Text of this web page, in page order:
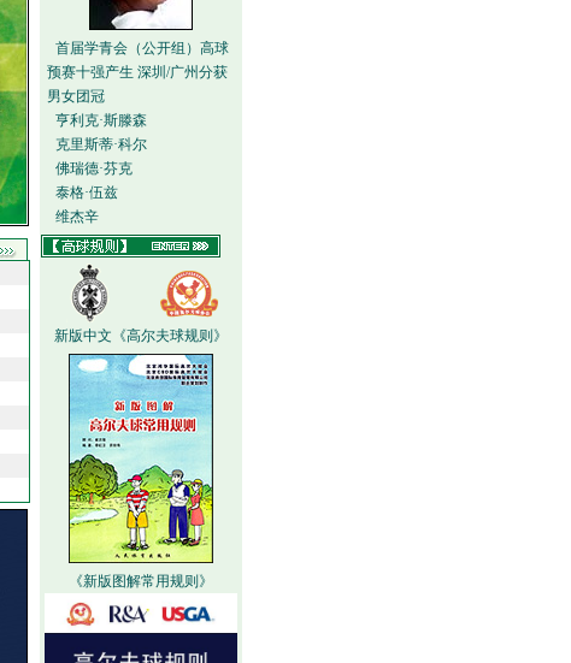
首届学青会（公开组）高球
预赛十强产生 深圳/广州分获
男女团冠
亨利克·斯滕森
克里斯蒂·科尔
佛瑞德·芬克
泰格·伍兹
维杰辛
新版中文《高尔夫球规则》
《新版图解常用规则》